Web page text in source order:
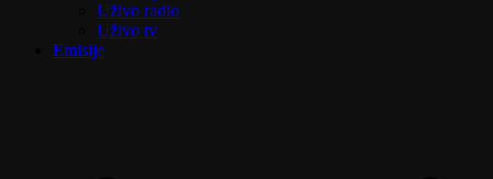
Uživo radio
Uživo tv
Emisije